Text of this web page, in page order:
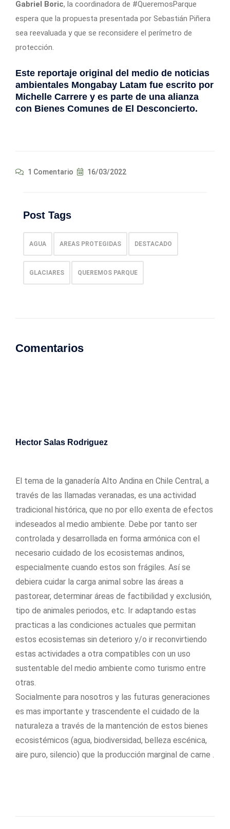
Gabriel Boric, la coordinadora de #QueremosParque
espera que la propuesta presentada por Sebastián Piñera
sea reevaluada y que se reconsidere el perímetro de
protección.
Este reportaje original del medio de noticias
ambientales Mongabay Latam fue escrito por
Michelle Carrere y es parte de una alianza
con Bienes Comunes de El Desconcierto.
1 Comentario 16/03/2022
Post Tags
AGUA AREAS PROTEGIDAS DESTACADO
GLACIARES QUEREMOS PARQUE
Comentarios
Hector Salas Rodriguez
El tema de la ganadería Alto Andina en Chile Central, a
través de las llamadas veranadas, es una actividad
tradicional histórica, que no por ello exenta de efectos
indeseados al medio ambiente. Debe por tanto ser
controlada y desarrollada en forma armónica con el
necesario cuidado de los ecosistemas andinos,
especialmente cuando estos son frágiles. Así se
debiera cuidar la carga animal sobre las áreas a
pastorear, determinar áreas de factibilidad y exclusión,
tipo de animales periodos, etc. Ir adaptando estas
practicas a las condiciones actuales que permitan
estos ecosistemas sin deterioro y/o ir reconvirtiendo
estas actividades a otra compatibles con un uso
sustentable del medio ambiente como turismo entre
otras.
Socialmente para nosotros y las futuras generaciones
es mas importante y trascendente el cuidado de la
naturaleza a través de la mantención de estos bienes
ecosistémicos (agua, biodiversidad, belleza escénica,
aire puro, silencio) que la producción marginal de carne .